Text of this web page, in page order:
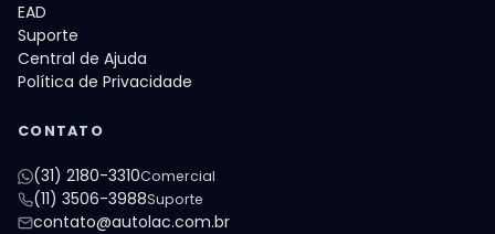
EAD
Suporte
Central de Ajuda
Política de Privacidade
CONTATO
(31) 2180-3310Comercial
(11) 3506-3988Suporte
contato@autolac.com.br